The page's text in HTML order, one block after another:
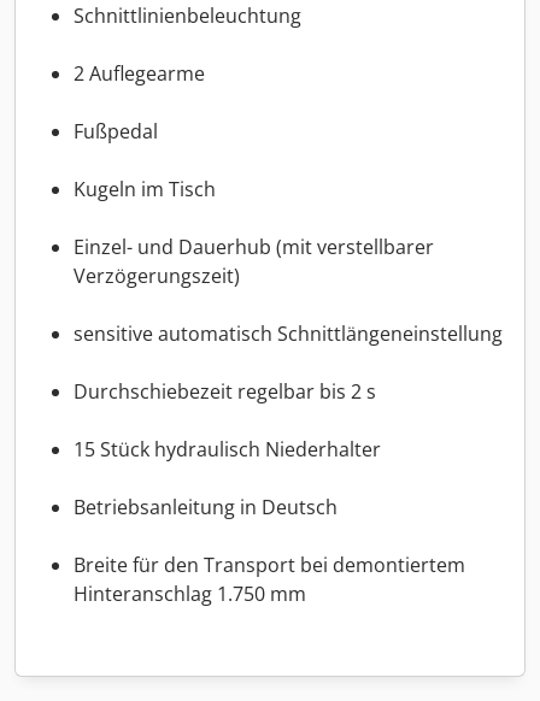
Schnittlinienbeleuchtung
2 Auflegearme
Fußpedal
Kugeln im Tisch
Einzel- und Dauerhub (mit verstellbarer
Verzögerungszeit)
sensitive automatisch Schnittlängeneinstellung
Durchschiebezeit regelbar bis 2 s
15 Stück hydraulisch Niederhalter
Betriebsanleitung in Deutsch
Breite für den Transport bei demontiertem
Hinteranschlag 1.750 mm